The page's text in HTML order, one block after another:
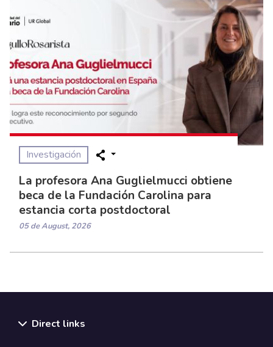
Investigación
La profesora Ana Guglielmucci obtiene
beca de la Fundación Carolina para
estancia corta postdoctoral
05 de August, 2026
Direct links